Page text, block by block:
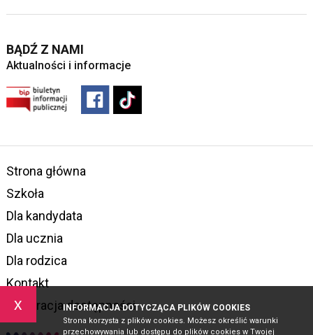
x INFORMACJA DOTYCZĄCA PLIKÓW COOKIES
Strona korzysta z plików cookies. Możesz określić warunki
przechowywania lub dostępu do plików cookies w Twojej
BĄDŹ Z NAMI
Aktualności i informacje
Strona główna
Szkoła
Dla kandydata
Dla ucznia
Dla rodzica
Kontakt
Deklaracja dostępności